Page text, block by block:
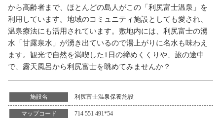
から高齢者まで、ほとんどの島人がこの「利尻富士温泉」を
利用しています。地域のコミュニティ施設としても愛され、
温泉療法にも活用されています。敷地内には、利尻富士の湧
水「甘露泉水」が湧き出ているので湯上がりに名水も味わえ
ます。観光で自然を満喫した1日の締めくくりや、旅の途中
で、露天風呂から利尻富士を眺めてみませんか？
施設名 利尻富士温泉保養施設
マップコード 714 551 491*54